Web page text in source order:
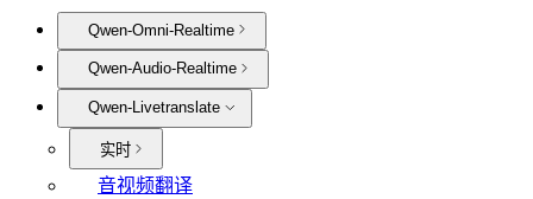
Qwen-Omni-Realtime
Qwen-Audio-Realtime
Qwen-Livetranslate
实时
音视频翻译